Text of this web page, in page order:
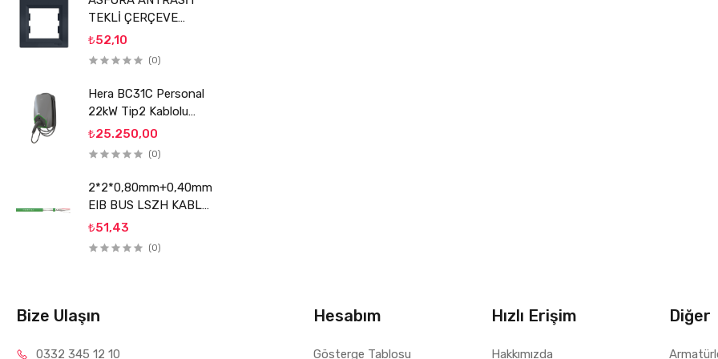
TEKLİ ÇERÇEVE
SCHNEİDER
₺52,10
(0)
Hera BC31C Personal
22kW Tip2 Kablolu
Elektrikli Araç Şarj
Ünitesi
₺25.250,00
(0)
2*2*0,80mm+0,40mm
EIB BUS LSZH KABLO
REÇBER
₺51,43
(0)
Bize Ulaşın
0332 345 12 10
Hesabım
Gösterge Tablosu
Hızlı Erişim
Hakkımızda
Diğer